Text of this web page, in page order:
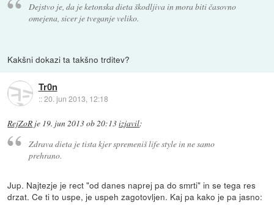
Dejstvo je, da je ketonska dieta škodljiva in mora biti časovno
omejena, sicer je tveganje veliko.
Kakšni dokazi ta takšno trditev?
Tr0n
::20. jun 2013, 12:18
RejZoR je 19. jun 2013 ob 20:13izjavil:
Zdrava dieta je tista kjer spremeniš life style in ne samo
prehrano.
Jup. Najtezje je rect "od danes naprej pa do smrti" in se tega res
drzat. Ce ti to uspe, je uspeh zagotovljen. Kaj pa kako je pa jasno: